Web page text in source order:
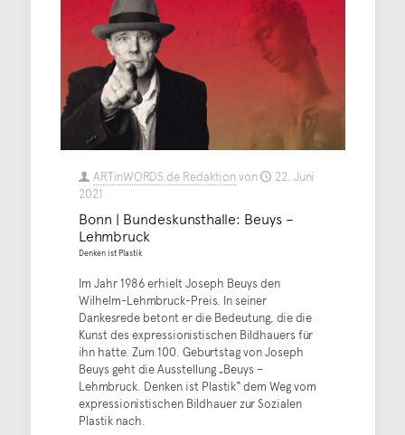
ARTinWORDS.de Redaktionvon
22. Juni
2021
Bonn | Bundeskunsthalle: Beuys –
Lehmbruck
Denken ist Plastik
Im Jahr 1986 erhielt Joseph Beuys den
Wilhelm-Lehmbruck-Preis. In seiner
Dankesrede betont er die Bedeutung, die die
Kunst des expressionistischen Bildhauers für
ihn hatte. Zum 100. Geburtstag von Joseph
Beuys geht die Ausstellung „Beuys –
Lehmbruck. Denken ist Plastik“ dem Weg vom
expressionistischen Bildhauer zur Sozialen
Plastik nach.